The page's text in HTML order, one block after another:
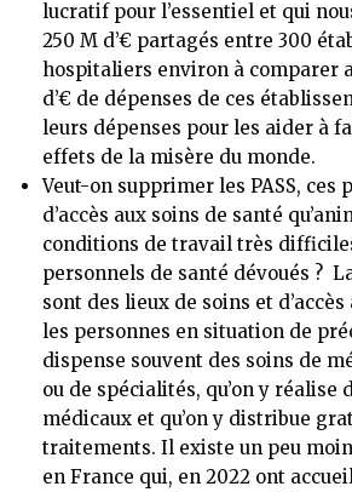
lucratif pour l’essentiel et qui
250 M d’€ partagés entre 300
hospitaliers environ à comparer
d’€ de dépenses de ces
leurs dépenses pour les aider à
effets de la misère du monde.
Veut-on supprimer les PASS, ces
d’accès aux soins de santé
conditions de travail très
personnels de santé dévoués ?
sont des lieux de soins et
les personnes en situation de
dispense souvent des soins de
ou de spécialités, qu’on y réalise
médicaux et qu’on y distribue
traitements. Il existe un peu
en France qui, en 2022 ont